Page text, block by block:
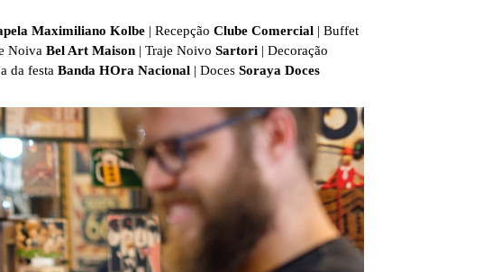
Maximiliano Kolbe | Recepção Clube Comercial | Buffet
Noiva Bel ArtMaison | Traje Noivo Sartori | Decoração
da festa Banda HOra Nacional | Doces Soraya Doces